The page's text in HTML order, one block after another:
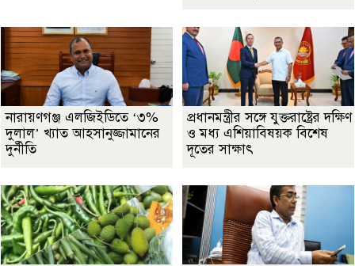
নারায়ণগঞ্জ এলজিইডিতে ‘৩%
দুলাল’ খ্যাত আহসানুজ্জামানের
দুর্নীতি
প্রধানমন্ত্রীর সঙ্গে যুক্তরাষ্ট্রের দক্ষিণ
ও মধ্য এশিয়াবিষয়ক বিশেষ
দূতের সাক্ষাৎ